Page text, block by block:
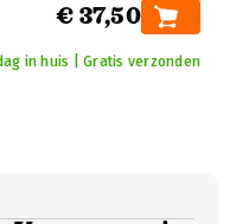
€ 37,50
in huis | Gratis verzonden